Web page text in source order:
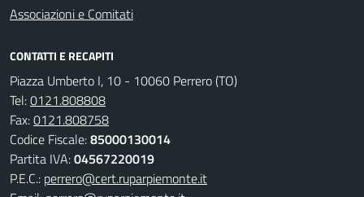
Associazioni e Comitati
CONTATTI E RECAPITI
Piazza Umberto I, 10 - 10060 Perrero (TO)
Tel:0121.808808
Fax:0121.808758
Codice Fiscale:85000130014
Partita IVA:04567220019
P.E.C.: perrero@cert.ruparpiemonte.it